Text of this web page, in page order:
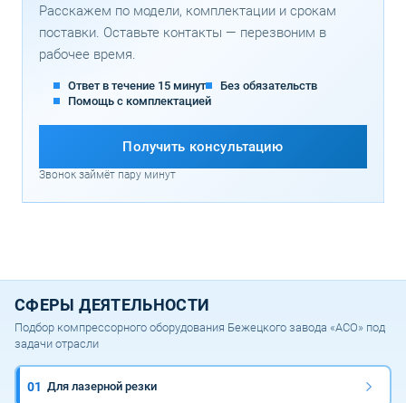
Расскажем по модели, комплектации и срокам
поставки. Оставьте контакты — перезвоним в
рабочее время.
Ответ в течение 15 минут
Без обязательств
Помощь с комплектацией
Получить консультацию
Звонок займёт пару минут
СФЕРЫ ДЕЯТЕЛЬНОСТИ
Подбор компрессорного оборудования Бежецкого завода «АСО» под
задачи отрасли
01 Для лазерной резки